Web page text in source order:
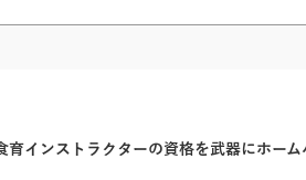
インストラクターの資格を武器にホー